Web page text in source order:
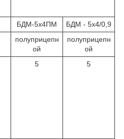
БДМ-5х4ПМ
БДМ - 5х4/0,9
полуприцепн
ой
полуприцепн
ой
5 5